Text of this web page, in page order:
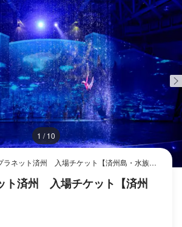
1 / 10
ラネット済州 入場チケット【済州島・水族
ト済州 入場チケット【済州